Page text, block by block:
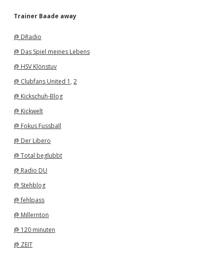
h
Trainer Baade away
@ DRadio
@ Das Spiel meines Lebens
@ HSV Klönstuv
@ Clubfans United 1 , 2
@ Kickschuh-Blog
@ Kickwelt
@ Fokus Fussball
@ Der Libero
@ Total beglubbt
@ Radio DU
@ Stehblog
@ fehlpass
@ Millernton
@ 120 minuten
@ ZEIT